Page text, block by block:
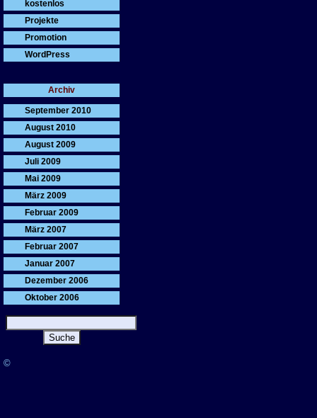
kostenlos
Projekte
Promotion
WordPress
Archiv
September 2010
August 2010
August 2009
Juli 2009
Mai 2009
März 2009
Februar 2009
März 2007
Februar 2007
Januar 2007
Dezember 2006
Oktober 2006
©